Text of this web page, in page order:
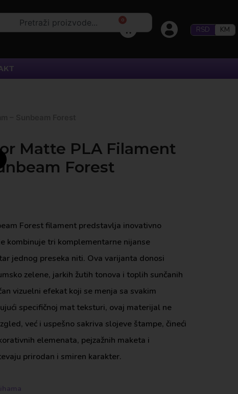
0
RSD KM
– Sunbeam Forest
Matte PLA Filament
Forest
Forest filament predstavlja inovativno
kombinuje tri komplementarne nijanse
jednog preseka niti. Ova varijanta donosi
zelene, jarkih žutih tonova i toplih sunčanih
vizuelni efekat koji se menja sa svakim
specifičnoj mat teksturi, ovaj materijal ne
već i uspešno sakriva slojeve štampe, čineći
elemenata, pejzažnih maketa i
prirodan i smiren karakter.